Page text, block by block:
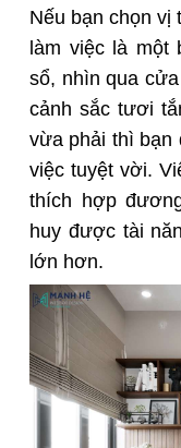
Nếu bạn chọn vị
làm việc là một
sổ, nhìn qua
cảnh sắc tươi
vừa phải thì bạn
việc tuyệt vời.
thích hợp
huy được tài
lớn hơn.